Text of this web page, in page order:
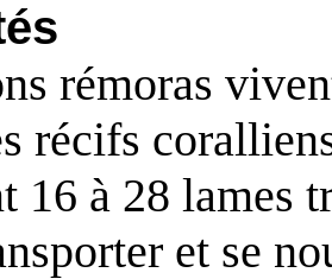
rémoras
récifs
16 à 28 lames
et se